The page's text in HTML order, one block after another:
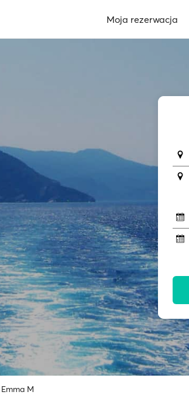
Moja rezerwacja
Emma M